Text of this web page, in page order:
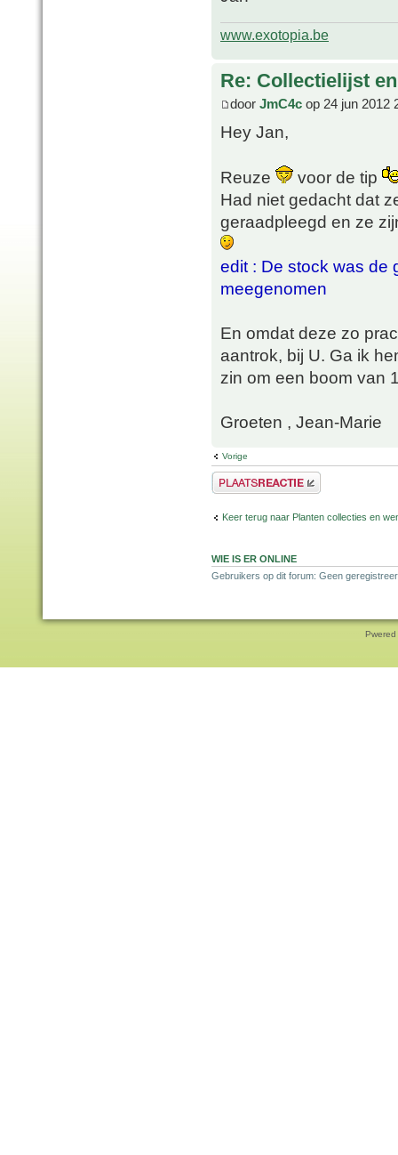
www.exotopia.be
Re: Collectielijst
door JmC4c op 24 jun 2012
Hey Jan,
Reuze
voor de tip
Had niet gedacht dat
geraadpleegd en ze
edit : De stock was de
meegenomen
En omdat deze zo
aantrok, bij U. Ga ik
zin om een boom van
Groeten , Jean-Marie
Vorige
Plaats een reactie
Keer terug naar Planten collecties en
WIE IS ER ONLINE
Gebruikers op dit forum: Geen